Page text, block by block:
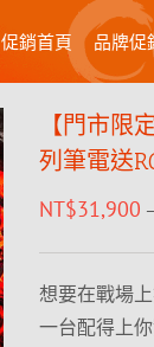
促銷首頁 品牌促
【門市限
列筆電送
NT$31,900 –
想要在戰場
一台配得上